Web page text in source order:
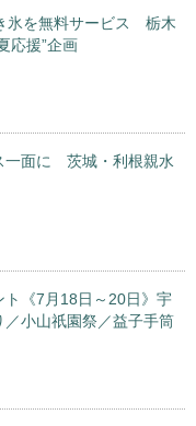
氷を無料サービス 栃木
応援”企画
面に 茨城・利根親水
《7月18日～20日》宇
小山祇園祭／益子手筒